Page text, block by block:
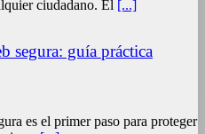
ciudadano. El [...]
segura: guía práctica
es el primer paso para proteger